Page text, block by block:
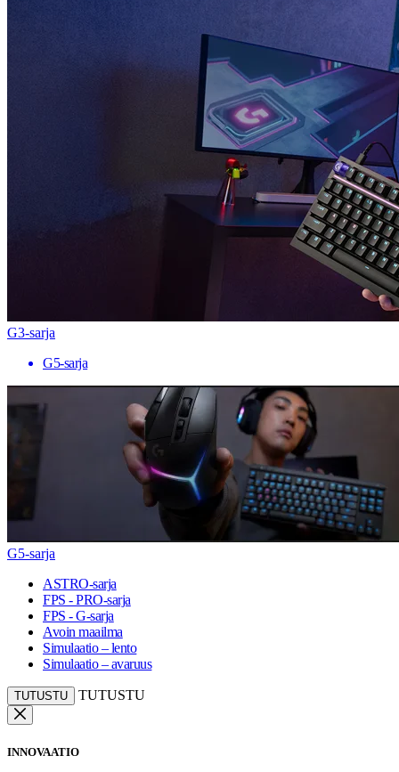
G3-sarja
G5-sarja
G5-sarja
ASTRO-sarja
FPS - PRO-sarja
FPS - G-sarja
Avoin maailma
Simulaatio – lento
Simulaatio – avaruus
TUTUSTU TUTUSTU
INNOVAATIO